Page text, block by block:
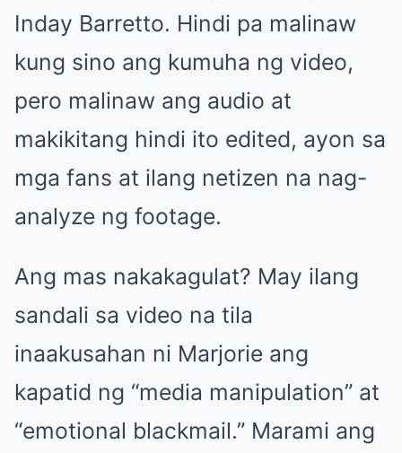
Inday Barretto. Hindi pa malinaw
kung sino ang kumuha ng video,
pero malinaw ang audio at
makikitang hindi ito edited, ayon sa
mga fans at ilang netizen na nag-
analyze ng footage.
Ang mas nakakagulat? May ilang
sandali sa video na tila
inaakusahan ni Marjorie ang
kapatid ng “media manipulation” at
“emotional blackmail.” Marami ang